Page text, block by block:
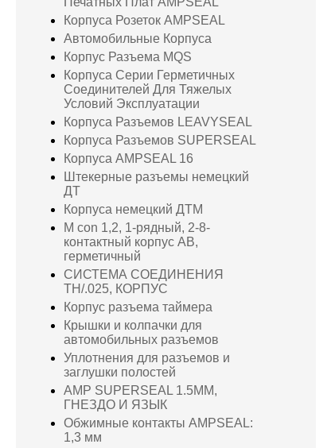
Корпуса Розеток AMPSEAL
Автомобильные Корпуса
Корпус Разъема MQS
Корпуса Серии Герметичных
Соединителей Для Тяжелых
Условий Эксплуатации
Корпуса Разъемов LEAVYSEAL
Корпуса Разъемов SUPERSEAL
Корпуса AMPSEAL 16
Штекерные разъемы немецкий
ДТ
Корпуса немецкий ДТМ
M con 1,2, 1-рядный, 2-8-
контактный корпус AB,
герметичный
СИСТЕМА СОЕДИНЕНИЯ
TH/.025, КОРПУС
Корпус разъема таймера
Крышки и колпачки для
автомобильных разъемов
Уплотнения для разъемов и
заглушки полостей
AMP SUPERSEAL 1.5MM,
ГНЕЗДО И ЯЗЫК
Обжимные контакты AMPSEAL:
1,3 мм